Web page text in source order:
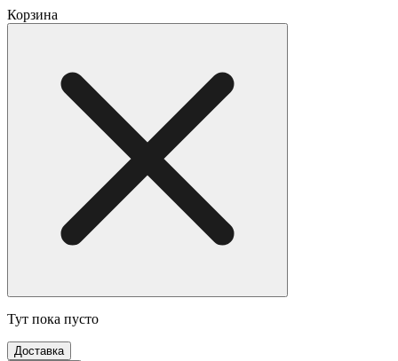
Корзина
Тут пока пусто
Доставка